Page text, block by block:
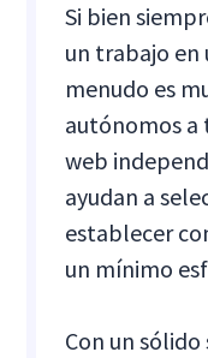
Si bien
un trabajo en
menudo es
autónomos a
web
ayudan a
establecer
un mínimo
Con un